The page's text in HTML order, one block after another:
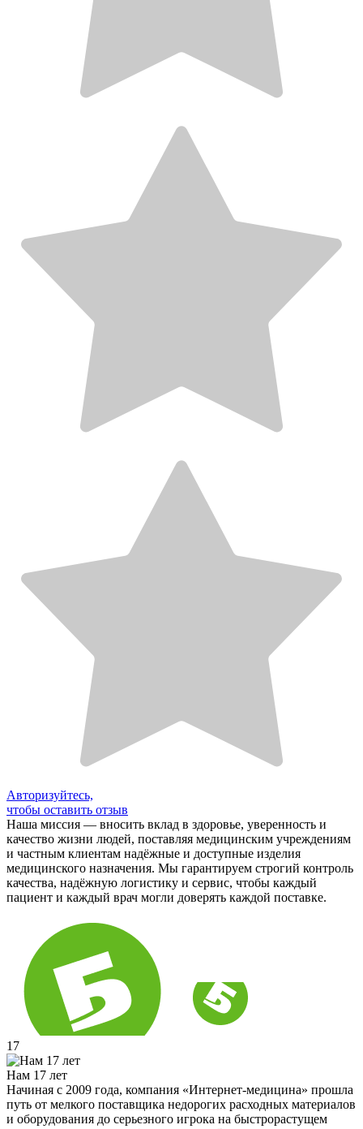
Авторизуйтесь,
чтобы оставить отзыв
Наша миссия — вносить вклад в здоровье, уверенность и
качество жизни людей, поставляя медицинским учреждениям
и частным клиентам надёжные и доступные изделия
медицинского назначения. Мы гарантируем строгий контроль
качества, надёжную логистику и сервис, чтобы каждый
пациент и каждый врач могли доверять каждой поставке.
17
Нам 17 лет
Начиная с 2009 года, компания «Интернет-медицина» прошла
путь от мелкого поставщика недорогих расходных материалов
и оборудования до серьезного игрока на быстрорастущем